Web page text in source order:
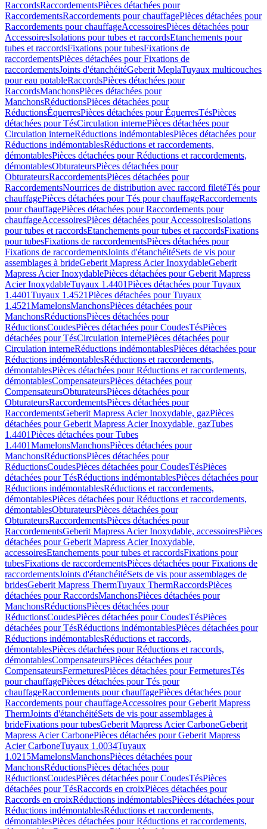
RaccordsRaccordementsPièces détachées pour
RaccordementsRaccordements pour chauffagePièces détachées pour
Raccordements pour chauffageAccessoiresPièces détachées pour
AccessoiresIsolations pour tubes et raccordsEtanchements pour
tubes et raccordsFixations pour tubesFixations de
raccordementsPièces détachées pour Fixations de
raccordementsJoints d'étanchéitéGeberit MeplaTuyaux multicouches
pour eau potableRaccordsPièces détachées pour
RaccordsManchonsPièces détachées pour
ManchonsRéductionsPièces détachées pour
RéductionsÉquerresPièces détachées pour ÉquerresTésPièces
détachées pour TésCirculation internePièces détachées pour
Circulation interneRéductions indémontablesPièces détachées pour
Réductions indémontablesRéductions et raccordements,
démontablesPièces détachées pour Réductions et raccordements,
démontablesObturateursPièces détachées pour
ObturateursRaccordementsPièces détachées pour
RaccordementsNourrices de distribution avec raccord filetéTés pour
chauffagePièces détachées pour Tés pour chauffageRaccordements
pour chauffagePièces détachées pour Raccordements pour
chauffageAccessoiresPièces détachées pour AccessoiresIsolations
pour tubes et raccordsEtanchements pour tubes et raccordsFixations
pour tubesFixations de raccordementsPièces détachées pour
Fixations de raccordementsJoints d'étanchéitéSets de vis pour
assemblages à brideGeberit Mapress Acier InoxydableGeberit
Mapress Acier InoxydablePièces détachées pour Geberit Mapress
Acier InoxydableTuyaux 1.4401Pièces détachées pour Tuyaux
1.4401Tuyaux 1.4521Pièces détachées pour Tuyaux
1.4521MamelonsManchonsPièces détachées pour
ManchonsRéductionsPièces détachées pour
RéductionsCoudesPièces détachées pour CoudesTésPièces
détachées pour TésCirculation internePièces détachées pour
Circulation interneRéductions indémontablesPièces détachées pour
Réductions indémontablesRéductions et raccordements,
démontablesPièces détachées pour Réductions et raccordements,
démontablesCompensateursPièces détachées pour
CompensateursObturateursPièces détachées pour
ObturateursRaccordementsPièces détachées pour
RaccordementsGeberit Mapress Acier Inoxydable, gazPièces
détachées pour Geberit Mapress Acier Inoxydable, gazTubes
1.4401Pièces détachées pour Tubes
1.4401MamelonsManchonsPièces détachées pour
ManchonsRéductionsPièces détachées pour
RéductionsCoudesPièces détachées pour CoudesTésPièces
détachées pour TésRéductions indémontablesPièces détachées pour
Réductions indémontablesRéductions et raccordements,
démontablesPièces détachées pour Réductions et raccordements,
démontablesObturateursPièces détachées pour
ObturateursRaccordementsPièces détachées pour
RaccordementsGeberit Mapress Acier Inoxydable, accessoiresPièces
détachées pour Geberit Mapress Acier Inoxydable,
accessoiresEtanchements pour tubes et raccordsFixations pour
tubesFixations de raccordementsPièces détachées pour Fixations de
raccordementsJoints d'étanchéitéSets de vis pour assemblages de
bridesGeberit Mapress ThermTuyaux ThermRaccordsPièces
détachées pour RaccordsManchonsPièces détachées pour
ManchonsRéductionsPièces détachées pour
RéductionsCoudesPièces détachées pour CoudesTésPièces
détachées pour TésRéductions indémontablesPièces détachées pour
Réductions indémontablesRéductions et raccords,
démontablesPièces détachées pour Réductions et raccords,
démontablesCompensateursPièces détachées pour
CompensateursFermeturesPièces détachées pour FermeturesTés
pour chauffagePièces détachées pour Tés pour
chauffageRaccordements pour chauffagePièces détachées pour
Raccordements pour chauffageAccessoires pour Geberit Mapress
ThermJoints d'étanchéitéSets de vis pour assemblages à
brideFixations pour tubesGeberit Mapress Acier CarboneGeberit
Mapress Acier CarbonePièces détachées pour Geberit Mapress
Acier CarboneTuyaux 1.0034Tuyaux
1.0215MamelonsManchonsPièces détachées pour
ManchonsRéductionsPièces détachées pour
RéductionsCoudesPièces détachées pour CoudesTésPièces
détachées pour TésRaccords en croixPièces détachées pour
Raccords en croixRéductions indémontablesPièces détachées pour
Réductions indémontablesRéductions et raccordements,
démontablesPièces détachées pour Réductions et raccordements,